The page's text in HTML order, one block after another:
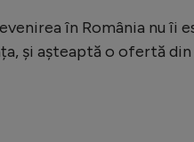
în România nu îi
și așteaptă o ofertă